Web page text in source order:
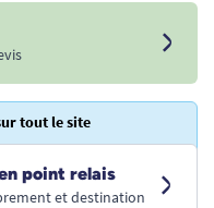
tout le site
point relais
et destination